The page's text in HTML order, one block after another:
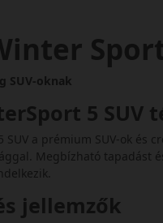
SUV-oknak
5 SUV
SUV a prémium SUV-ok és
Megbízható tapadást
jellemzők